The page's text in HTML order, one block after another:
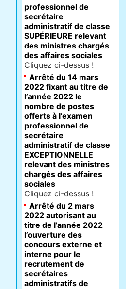
professionnel de
secrétaire
administratif de classe
SUPÉRIEURE relevant
des ministres chargés
des affaires sociales
Cliquez ci-dessus !
Arrêté du 14 mars
2022 fixant au titre de
l’année 2022 le
nombre de postes
offerts à l’examen
professionnel de
secrétaire
administratif de classe
EXCEPTIONNELLE
relevant des ministres
chargés des affaires
sociales
Cliquez ci-dessus !
Arrêté du 2 mars
2022 autorisant au
titre de l’année 2022
l’ouverture des
concours externe et
interne pour le
recrutement de
secrétaires
administratifs de